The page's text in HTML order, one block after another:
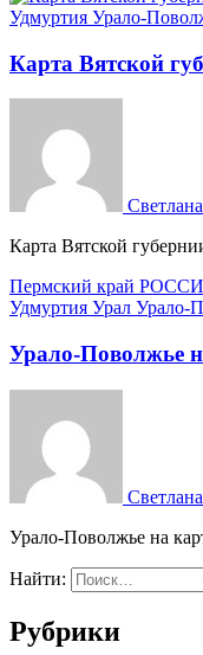
Удмуртия Урало-
Карта Вятской
Карта Вятской
Пермский край
Удмуртия Урал Урало-
Урало-Поволжье
Урало-Поволжье на
Найти:
Рубрики